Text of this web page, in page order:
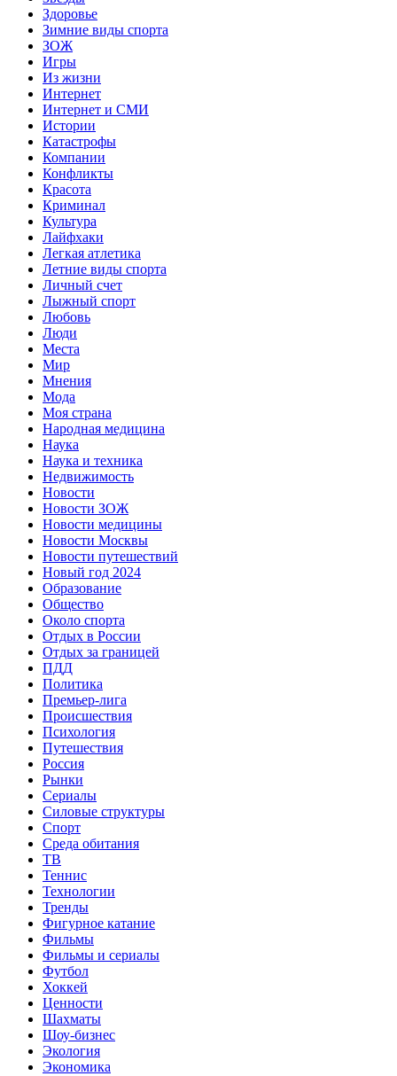
Здоровье
Зимние виды спорта
ЗОЖ
Игры
Из жизни
Интернет
Интернет и СМИ
Истории
Катастрофы
Компании
Конфликты
Красота
Криминал
Культура
Лайфхаки
Легкая атлетика
Летние виды спорта
Личный счет
Лыжный спорт
Любовь
Люди
Места
Мир
Мнения
Мода
Моя страна
Народная медицина
Наука
Наука и техника
Недвижимость
Новости
Новости ЗОЖ
Новости медицины
Новости Москвы
Новости путешествий
Новый год 2024
Образование
Общество
Около спорта
Отдых в России
Отдых за границей
ПДД
Политика
Премьер-лига
Происшествия
Психология
Путешествия
Россия
Рынки
Сериалы
Силовые структуры
Спорт
Среда обитания
ТВ
Теннис
Технологии
Тренды
Фигурное катание
Фильмы
Фильмы и сериалы
Футбол
Хоккей
Ценности
Шахматы
Шоу-бизнес
Экология
Экономика